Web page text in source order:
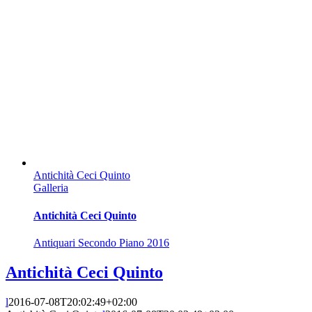
Antichità Ceci Quinto
Galleria
Antichità Ceci Quinto
Antiquari Secondo Piano 2016
Antichità Ceci Quinto
l2016-07-08T20:02:49+02:00